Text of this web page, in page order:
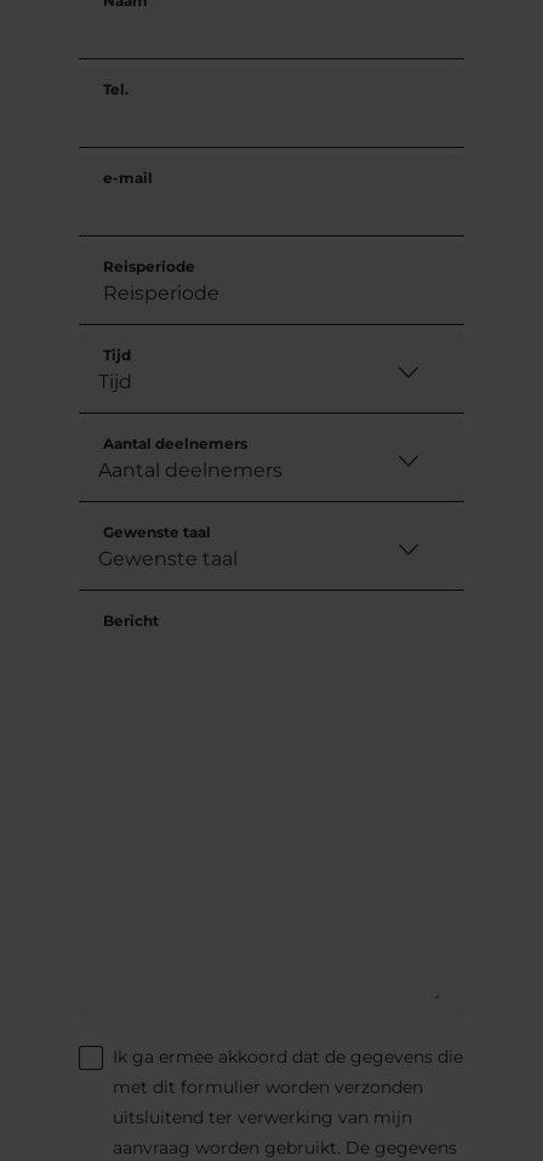
Tel.
e-mail
Reisperiode
Tijd
Aantal deelnemers
Gewenste taal
Bericht
Ik ga ermee akkoord dat de gegevens die
met dit formulier worden verzonden
uitsluitend ter verwerking van mijn
aanvraag worden gebruikt. De gegevens